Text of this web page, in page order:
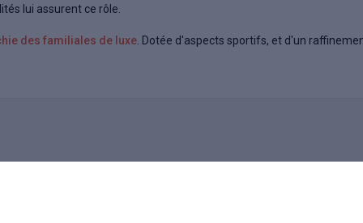
lui assurent ce rôle.
des familiales de luxe . Dotée d'aspects sportifs, et d'un